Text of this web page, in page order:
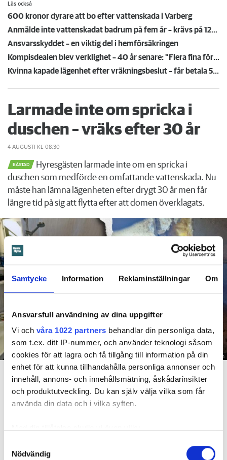
Samtycke Information Reklaminställningar Om
Ansvarsfull användning av dina uppgifter
Vi och våra 1022 partners behandlar din personliga data,
som t.ex. ditt IP-nummer, och använder teknologi såsom
cookies för att lagra och få tillgång till information på din
enhet för att kunna tillhandahålla personliga annonser och
innehåll, annons- och innehållsmätning, åskådarinsikter
och produktutveckling. Du kan själv välja vilka som får
använda din data och i vilka syften.
som kan ha en noggrannhet på upp till flera meter
Nödvändig
Läs också
600 kronor dyrare att bo efter vattenskada i Varberg
Anmälde inte vattenskadat badrum på fem år – krävs på 125 000 kronor
Ansvarsskyddet – en viktig del i hemförsäkringen
Kompisdealen blev verklighet – 40 år senare: "Flera fina fördelar med att dela bostad"
Kvinna kapade lägenhet efter vräkningsbeslut – får betala 50 000
Larmade inte om spricka i
duschen – vräks efter 30 år
4 AUGUSTI KL 08:30
BÅSTAD
Hyresgästen larmade inte om en spricka i
duschen som medförde en omfattande vattenskada. Nu
måste han lämna lägenheten efter drygt 30 år men får
längre tid på sig att flytta efter att domen överklagats.
Foto: Hyresnämnden
En inspektion visade att vatten under en längre tid läckt in genom sprickor i väggen (de
röda markeringarna) och orsakat rötskador i syllen.
Dela Tweeta